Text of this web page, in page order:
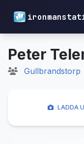
Peter
Gullbrandstorp
LADDA